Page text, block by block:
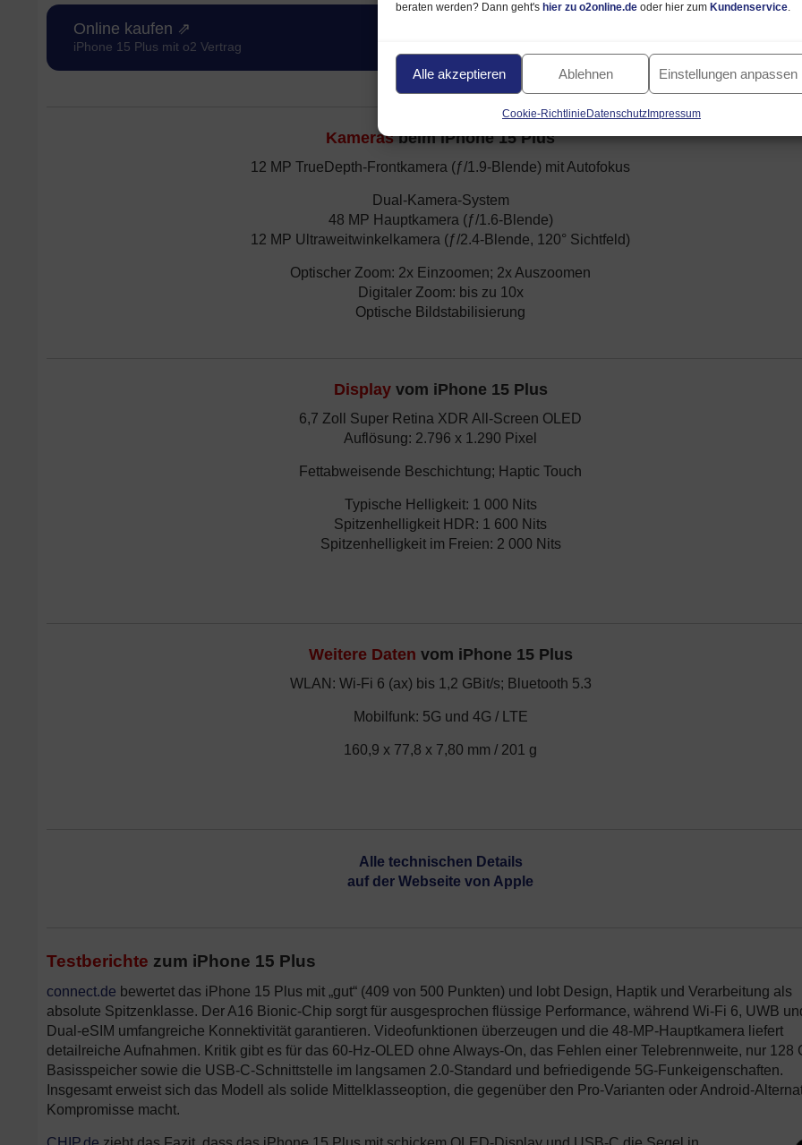
beraten werden? Dann geht's hier zu o2online.de oder hier zum Kundenservice.
Alle akzeptieren Ablehnen Einstellungen anpassen
Cookie-Richtlinie DatenschutzImpressum
Online kaufen ⇗
iPhone 15 Plus mit o2 Vertrag
Kamerasbeim iPhone 15 Plus
12 MP TrueDepth-Frontkamera (ƒ/1.9-Blende) mit Autofokus
Dual-Kamera-System
48 MP Hauptkamera (ƒ/1.6-Blende)
12 MP Ultraweitwinkelkamera (ƒ/2.4-Blende, 120° Sichtfeld)
Optischer Zoom: 2x Einzoomen; 2x Auszoomen
Digitaler Zoom: bis zu 10x
Optische Bildstabilisierung
Displayvom iPhone 15 Plus
6,7 Zoll Super Retina XDR All-Screen OLED
Auflösung: 2.796 x 1.290 Pixel
Fettabweisende Beschichtung; Haptic Touch
Typische Helligkeit: 1 000 Nits
Spitzenhelligkeit HDR: 1 600 Nits
Spitzenhelligkeit im Freien: 2 000 Nits
Weitere Daten vom iPhone 15 Plus
WLAN: Wi-Fi 6 (ax) bis 1,2 GBit/s; Bluetooth 5.3
Mobilfunk: 5G und 4G / LTE
160,9 x 77,8 x 7,80 mm / 201 g
Alle technischen Details
auf der Webseite von Apple
Testberichte zum iPhone 15 Plus
connect.de bewertet das iPhone 15 Plus mit „gut“ (409 von 500 Punkten) und lobt Design, Haptik und Verarbeitung als
absolute Spitzenklasse. Der A16 Bionic-Chip sorgt für ausgesprochen flüssige Performance, während Wi-Fi 6, UWB
Dual-eSIM umfangreiche Konnektivität garantieren. Videofunktionen überzeugen und die 48-MP-Hauptkamera liefert
detailreiche Aufnahmen. Kritik gibt es für das 60-Hz-OLED ohne Always-On, das Fehlen einer Telebrennweite, nur 128
Basisspeicher sowie die USB-C-Schnittstelle im langsamen 2.0-Standard und befriedigende 5G-Funkeigenschaften.
Insgesamt erweist sich das Modell als solide Mittelklasseoption, die gegenüber den Pro-Varianten oder Android-
Kompromisse macht.